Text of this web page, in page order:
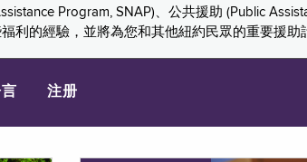
Program, SNAP)、公共援助 (Public
利的經驗，並將為您和其他紐約民眾的重要援助
注册